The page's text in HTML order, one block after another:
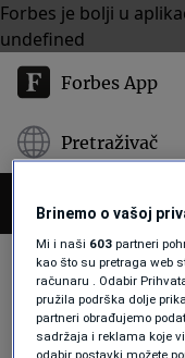
Forbes je bolji u
undefined
Forbes App
Pretraživač
KARTA
Brinemo o vašoj
Mi i naši 603 partneri
kao što su pretraga web
računaru . Odabir
pružila podrška dolje
partneri obrađujemo
sadržaja i reklama koje
odabir postavki možete